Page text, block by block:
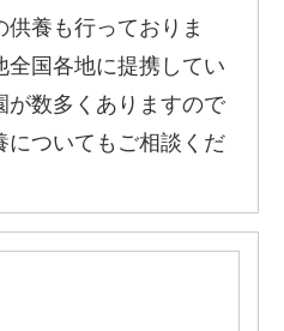
養も行っておりま
全国各地に提携してい
が数多くありますので
についてもご相談くだ